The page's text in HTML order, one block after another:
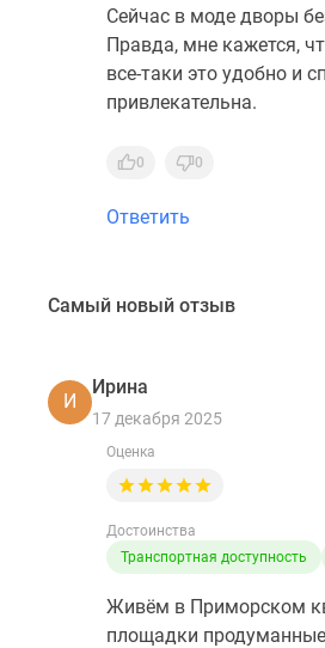
Сейчас в моде дворы
Правда, мне кажется,
все-таки это удобно и
привлекательна.
0 0
Ответить
Самый новый отзыв
И
Ирина
17 декабря 2025
Оценка
Достоинства
Транспортная доступность
Живём в Приморском
площадки